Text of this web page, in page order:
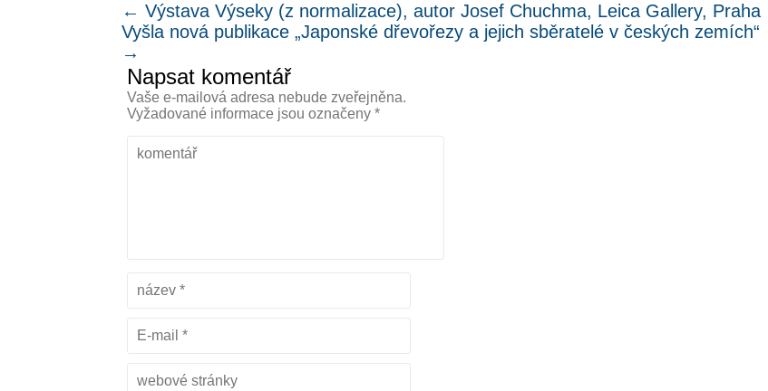
← Výstava Výseky (z normalizace), autor Josef Chuchma, Leica Gallery, Praha
Vyšla nová publikace „Japonské dřevořezy a jejich sběratelé v českých zemích“
→
Napsat komentář
Vaše e-mailová adresa nebude zveřejněna.
Vyžadované informace jsou označeny*